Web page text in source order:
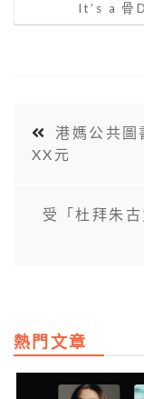
It’s a 骨
港媽公共圖
XX元
受「杜拜朱
熱門文章